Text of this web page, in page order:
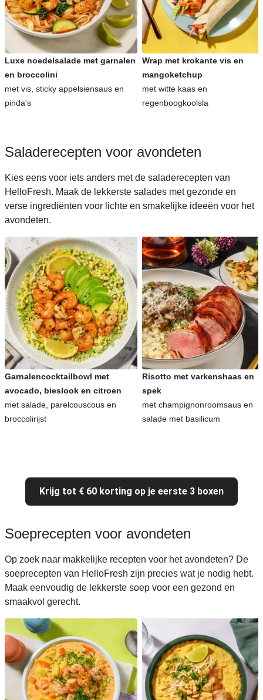
Luxe noedelsalade met garnalen
en broccolini
met vis, sticky appelsiensaus en
pinda's
Wrap met krokante vis en
mangoketchup
met witte kaas en
regenboogkoolsla
Saladerecepten voor avondeten
Kies eens voor iets anders met de saladerecepten van
HelloFresh. Maak de lekkerste salades met gezonde en
verse ingrediënten voor lichte en smakelijke ideeën voor het
avondeten.
Garnalencocktailbowl met
avocado, bieslook en citroen
met salade, parelcouscous en
broccolirijst
Risotto met varkenshaas en
spek
met champignonroomsaus en
salade met basilicum
Krijg tot € 60 korting op je eerste 3 boxen
Soeprecepten voor avondeten
Op zoek naar makkelijke recepten voor het avondeten? De
soeprecepten van HelloFresh zijn precies wat je nodig hebt.
Maak eenvoudig de lekkerste soep voor een gezond en
smaakvol gerecht.